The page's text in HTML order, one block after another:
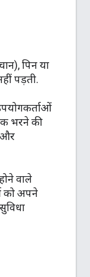
पिन या
पड़ती.
भरने की
और
वाले
को अपने